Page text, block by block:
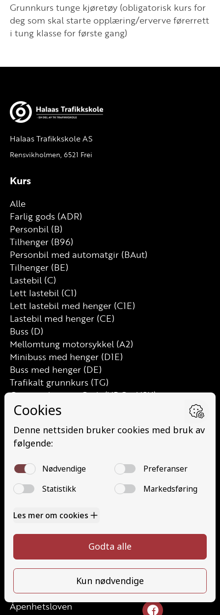
Grunnkurs tunge kjøretøy (obligatorisk kurs for
deg som skal starte opplæring/erverve førerrett
i tung klasse for første gang)
Halaas Trafikkskole AS
Rensvikholmen, 6521 Frei
Kurs
Alle
Farlig gods (ADR)
Personbil (B)
Tilhenger (B96)
Personbil med automatgir (BAut)
Tilhenger (BE)
Lastebil (C)
Lett lastebil (C1)
Lett lastebil med henger (C1E)
Lastebil med henger (CE)
Buss (D)
Mellomtung motorsykkel (A2)
Minibuss med henger (D1E)
Buss med henger (DE)
Trafikalt grunnkurs (TG)
Grunnutdanning Gods (YDG – YSK)
Grunnutdanning Person (YDP – YSK)
YSK Gods etterutdanning (EYDG)
Nettbasert teorikurs (Teorikurs)
Løfteredskap G11 (Løfteredskap G11)
Lastebilkran (G8) (Lastebilkran (G8))
Motorsykkel (A)
Kontakt
Priser
Elevside
Kontakt oss
Åpenhetsloven
info@halaasts.no
Følg oss